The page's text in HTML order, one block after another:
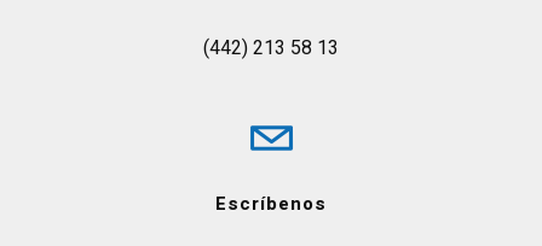
(442) 213 58 13
Escríbenos